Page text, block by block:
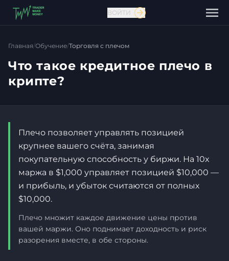
Связаться с нами
ВОЙТИ
Главная/Обучение/Торговля с плечом
Что такое кредитное плечо в
крипте?
Плечо позволяет управлять позицией
крупнее вашего счёта, занимая
покупательную способность у биржи. На 10x
маржа в $1,000 управляет позицией $10,000 —
и прибыль, и убыток считаются от полных
$10,000.
Плечо множит каждое движение цены против
вашей маржи. Оно поднимает доходность и риск
разорения вместе, в обе стороны.